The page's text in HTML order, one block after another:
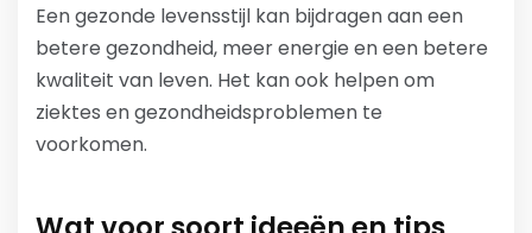
Een gezonde levensstijl kan bijdragen aan een
betere gezondheid, meer energie en een betere
kwaliteit van leven. Het kan ook helpen om
ziektes en gezondheidsproblemen te
voorkomen.